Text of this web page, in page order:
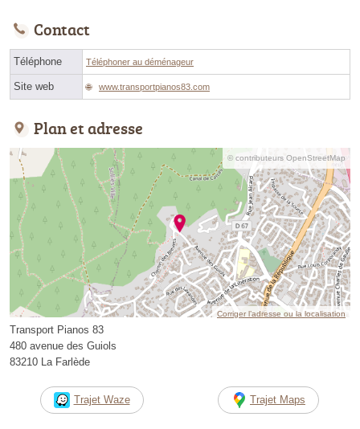
Contact
Téléphone Téléphoner au déménageur
Site web www.transportpianos83.com
Plan et adresse
© contributeurs OpenStreetMap
Corriger l’adresse ou la localisation
Transport Pianos 83
480 avenue des Guiols
83210 La Farlède
Trajet Waze Trajet Maps